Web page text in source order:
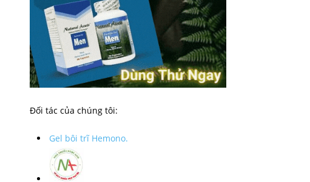
Đối tác của chúng tôi:
Gel bôi trĩ Hemono.